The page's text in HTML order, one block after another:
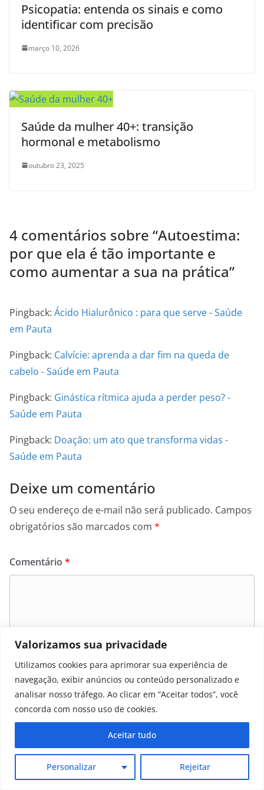
Valorizamos sua privacidade
Utilizamos cookies para aprimorar sua experiência de
navegação, exibir anúncios ou conteúdo personalizado e
analisar nosso tráfego. Ao clicar em “Aceitar todos”, você
concorda com nosso uso de cookies.
Personalizar Rejeitar
Aceitar tudo
Psicopatia: entenda os sinais e como
identificar com precisão
março 10, 2026
Saúde da mulher 40+: transição
hormonal e metabolismo
outubro 23, 2025
4 comentários sobre “Autoestima:
por que ela é tão importante e
como aumentar a sua na prática”
Pingback: Ácido Hialurônico : para que serve - Saúde
em Pauta
Pingback: Calvície: aprenda a dar fim na queda de
cabelo - Saúde em Pauta
Pingback: Ginástica rítmica ajuda a perder peso? -
Saúde em Pauta
Pingback: Doação: um ato que transforma vidas -
Saúde em Pauta
Deixe um comentário
O seu endereço de e-mail não será publicado. Campos
obrigatórios são marcados com *
Comentário *
Nome*
E-mail*